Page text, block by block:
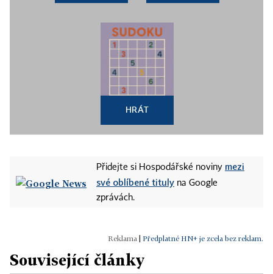
HRÁT
Přidejte si Hospodářské noviny mezi
své oblíbené tituly na Google
zprávách.
Předplatné HN+ je zcela bez reklam.
Související články